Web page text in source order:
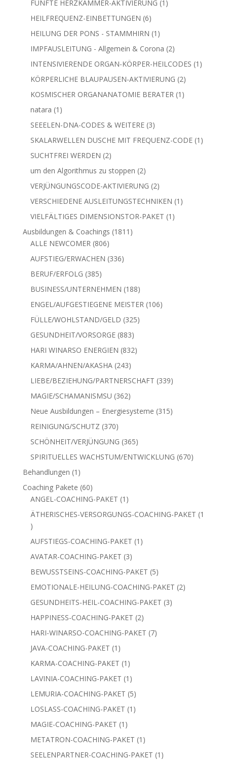
FÜNFTE HERZKAMMER-AKTIVIERUNG 1 1
HEILFREQUENZ-EINBETTUNGEN 66
Produkte
HEILUNG DER PONS - STAMMHIRN 1 1
Produkt
IMPFAUSLEITUNG - Allgemein & Corona 22
Produkte
INTENSIVIERENDE ORGAN-KÖRPER-HEILCODES 1 1
KÖRPERLICHE BLAUPAUSEN-AKTIVIERUNG 22
Produkte
KOSMISCHER ORGANANATOMIE BERATER 1 1
natara 1 1
Produkt
SEEELEN-DNA-CODES & WEITERE 33
Produkte
SKALARWELLEN DUSCHE MIT FREQUENZ-CODE 1 1
SUCHTFREI WERDEN 22
Produkte
um den Algorithmus zu stoppen 22
Produkte
VERJÜNGUNGSCODE-AKTIVIERUNG 22
Produkte
VERSCHIEDENE AUSLEITUNGSTECHNIKEN 1 1
VIELFÄLTIGES DIMENSIONSTOR-PAKET 1 1
Ausbildungen & Coachings 1811 1811
ALLE NEWCOMER 806806
Produkte
AUFSTIEG/ERWACHEN 336336
BERUF/ERFOLG 385385
Produkte
BUSINESS/UNTERNEHMEN 188188
Produkte
ENGEL/AUFGESTIEGENE MEISTER 106106
FÜLLE/WOHLSTAND/GELD 325325
GESUNDHEIT/VORSORGE 883883
Produkte
HARI WINARSO ENERGIEN 832832
KARMA/AHNEN/AKASHA 243243
Produkte
LIEBE/BEZIEHUNG/PARTNERSCHAFT 339339
MAGIE/SCHAMANISMSU 362362
Produkte
Neue Ausbildungen – Energiesysteme 315315
REINIGUNG/SCHUTZ 370370
Produkte
SCHÖNHEIT/VERJÜNGUNG 365365
Produkte
SPIRITUELLES WACHSTUM/ENTWICKLUNG 670670
Behandlungen 1 1
Produkt
Coaching Pakete 6060
Produkte
ANGEL-COACHING-PAKET 1 1
Produkt
ÄTHERISCHES-VERSORGUNGS-COACHING-PAKET 1
1
Produkt
AUFSTIEGS-COACHING-PAKET 1 1
AVATAR-COACHING-PAKET 33
Produkte
BEWUSSTSEINS-COACHING-PAKET 55
Produkte
EMOTIONALE-HEILUNG-COACHING-PAKET 22
GESUNDHEITS-HEIL-COACHING-PAKET 33
HAPPINESS-COACHING-PAKET 22
Produkte
HARI-WINARSO-COACHING-PAKET 77
JAVA-COACHING-PAKET 1 1
Produkt
KARMA-COACHING-PAKET 1 1
Produkt
LAVINIA-COACHING-PAKET 1 1
Produkt
LEMURIA-COACHING-PAKET 55
Produkte
LOSLASS-COACHING-PAKET 1 1
MAGIE-COACHING-PAKET 1 1
Produkt
METATRON-COACHING-PAKET 1 1
Produkt
SEELENPARTNER-COACHING-PAKET 1 1